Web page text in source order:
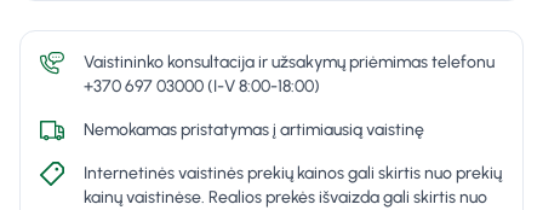
Vaistininko konsultacija ir užsakymų priėmimas telefonu
+370 697 03000 (I-V 8:00-18:00)
Nemokamas pristatymas į artimiausią vaistinę
Internetinės vaistinės prekių kainos gali skirtis nuo prekių
kainų vaistinėse. Realios prekės išvaizda gali skirtis nuo